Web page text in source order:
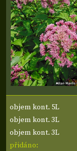
objem kont. 5L
objem kont. 3L
objem kont. 3L
přidáno: